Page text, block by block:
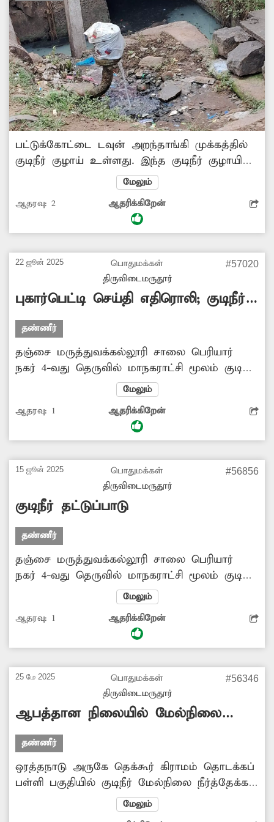
பட்டுக்கோட்டை டவுன் அறந்தாங்கி முக்கத்தில்
குடிநீர் குழாய் உள்ளது. இந்த குடிநீர் குழாயில்
இருந்து குடிநீர் வெளியேறி செல்கிறது. இது
அருகில் உள்ள வடிகாலில் தேங்கி கிடக்கும்
கழிவுநீருடன் கலந்து அப்பகுதி முழுவதும்
துர்நாற்றம் வீசுகிறது. தேங்கி கிடக்கும் நீரில்
இவற்றால் தொற்று நோய் பரவும் அபாயம்
உள்ளது. பொதுமக்கள் குடிநீர் குழாயை
பயன்படுத்த முடியாத நிலை உருவாகி
உள்ளது. எனவே,சம்பந்தப்பட்ட அதிகாரிகள்
மேற்கண்ட பகுதியில் உள்ள குடிநீர் குழாயை
சீரமைக்க நடவடிக்கை எடுக்க...
மேலும்
ஆதரவு: 2 ஆதரிக்கிறேன்
22 ஜூன் 2025
பொதுமக்கள்
திருவிடைமருதூர்
#57020
புகார்பெட்டி செய்தி எதிரொலி; குடிநீர்
தட்டுப்பாடு தீர்க்கப்பட்டது
தண்ணீர்
தஞ்சை மருத்துவக்கல்லூரி சாலை பெரியார்
நகர் 4-வது தெருவில் மாநகராட்சி மூலம் குடிநீர்
வழங்கப்பட்டு வந்தது. அங்கு கடந்த சில குடிநீர்
குழாயில் ஏற்பட்ட அடைப்பு காரணமாக சப்ளை
செய்வதில் சிக்கல் ஏற்பட்டு குடிநீர் தட்டுப்பாடு
ஏற்பட்டது.பெண்கள், முதியவர்கள் குடிநீர்
இதுகுறித்து "தினத்தந்தி" புகார் பெட்டியில்
செய்தி வெளியானது. இதன் எதிரொலியாக
உடனடியாக அதிகாரிகள் குழாயில் ஏற்பட்ட
அடைப்பை சரிசெய்து குடிநீர் தட்டுப்பாடு
பிரச்சினையை தீர்த்து வைத்தனர். இதனால்
மகிழ்ச்சி...
மேலும்
ஆதரவு: 1 ஆதரிக்கிறேன்
15 ஜூன் 2025
பொதுமக்கள்
திருவிடைமருதூர்
#56856
குடிநீர் தட்டுப்பாடு
தண்ணீர்
தஞ்சை மருத்துவக்கல்லூரி சாலை பெரியார்
நகர் 4-வது தெருவில் மாநகராட்சி மூலம் குடிநீர்
வழங்கப்படுகிறது. கடந்த சில நாட்களாக
பெரியார்நகர் பகுதியில் குடிநீர் சப்ளை
நிறுத்தப்பட்டுள்ளதாக கூறப்படுகிறது.
இதன்காரணமாக அந்த பகுதியில் குடிநீர்
பெண்கள், முதியவர்கள் குடிநீர் இல்லாமல்
மிகுந்த சிரமத்துக்குள்ளாகின்றனர். எனவே,
சம்பந்தப்பட்ட அதிகாரிகள் மேற்கண்ட பகுதியில்
ஆய்வு செய்து உரிய நடவடிக்கை எடுக்க
வேண்டும்.
மேலும்
ஆதரவு: 1 ஆதரிக்கிறேன்
25 மே 2025
பொதுமக்கள்
திருவிடைமருதூர்
#56346
ஆபத்தான நிலையில் மேல்நிலை
நீர்த்தேக்க தொட்டி
தண்ணீர்
ஒரத்தநாடு அருகே தெக்கூர் கிராமம் தொடக்கப்
பள்ளி பகுதியில் குடிநீர் மேல்நிலை நீர்த்தேக்க
தொட்டி அமைக்கப்பட்டுள்ளது. இந்த தொட்டி
முறையான பராமரிப்பின்றி காணப்படுகிறது.
மேலும்